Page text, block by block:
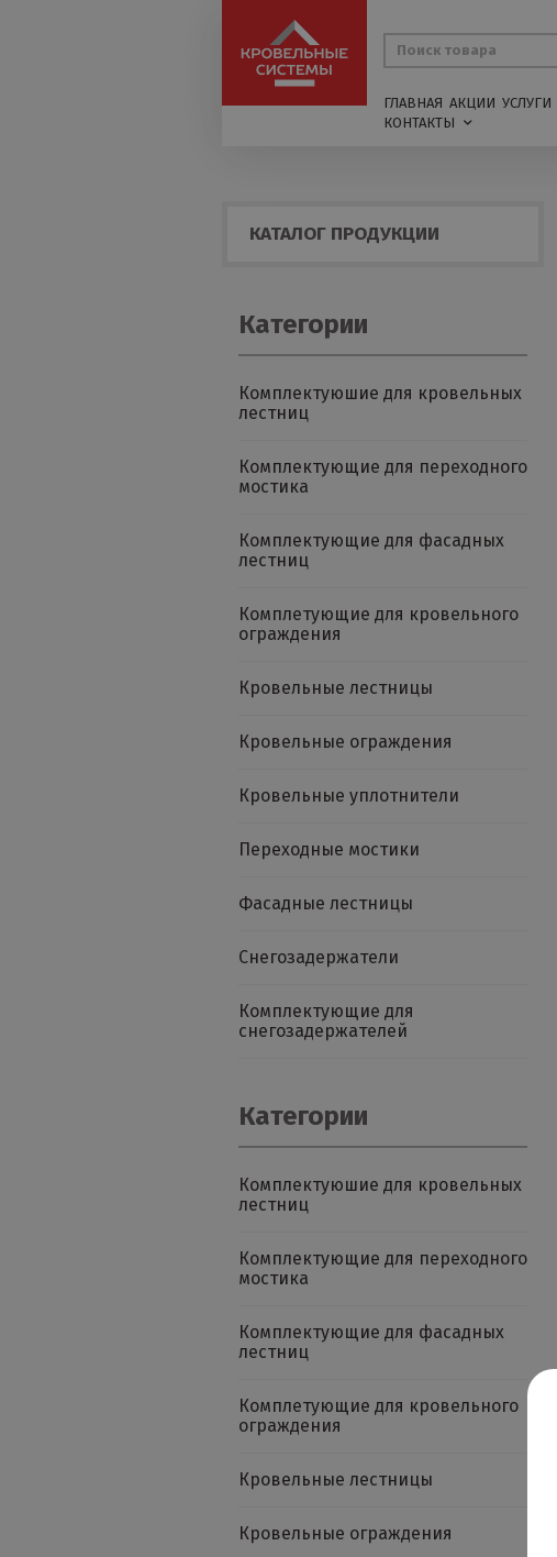
ГЛАВНАЯ АКЦИИ УСЛУГИ
КОНТАКТЫ
КАТАЛОГ ПРОДУКЦИИ
Категории
Комплектуюшие для кровельных
лестниц
Комплектующие для переходного
мостика
Комплектующие для фасадных
лестниц
Комплетующие для кровельного
ограждения
Кровельные лестницы
Кровельные ограждения
Кровельные уплотнители
Переходные мостики
Фасадные лестницы
Снегозадержатели
Комплектующие для
снегозадержателей
Категории
Комплектуюшие для кровельных
лестниц
Комплектующие для переходного
мостика
Комплектующие для фасадных
лестниц
Комплетующие для кровельного
ограждения
Кровельные лестницы
Кровельные ограждения